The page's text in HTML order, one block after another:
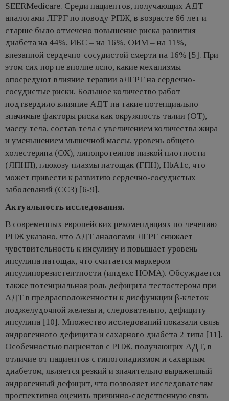
SEERMedicare. Среди пациентов, получающих AДT
аналогами ЛГРГ по поводу РПЖ, в возрасте 66 лет и
старше было отмечено повышение риска развития
диабета на 44%, ИБС – на 16%, ОИМ – на 11%,
внезапной сердечно-сосудистой смерти на 16% [5]. При
этом сих пор не вполне ясно, какие механизмы
опосредуют влияние терапии аЛГРГ на сердечно-
сосудистые риски. Большое количество работ
подтвердило влияние АДТ на такие потенциально
значимые факторы риска как окружность талии (ОТ),
массу тела, состав тела с увеличением количества жира
и уменьшением мышечной массы, уровень общего
холестерина (ОХ), липопротеинов низкой плотности
(ЛПНП), глюкозу плазмы натощак (ГПН), HbA1c, что
может привести к развитию сердечно-сосудистых
заболеваний (ССЗ) [6-9].
Актуальность исследования.
В современных европейских рекомендациях по лечению
РПЖ указано, что АДТ аналогами ЛГРГ снижает
чувствительность к инсулину и повышает уровень
инсулина натощак, что считается маркером
инсулинорезистентности (индекс HOMA). Обсуждается
также потенциальная роль дефицита тестостерона при
АДТ в предрасположенности к дисфункции β-клеток
поджелудочной железы и, следовательно, дефициту
инсулина [10]. Множество исследований показали связь
андрогенного дефицита и сахарного диабета 2 типа [11].
Особенностью пациентов с РПЖ, получающих AДT, в
отличие от пациентов с гипогонадизмом и сахарным
диабетом, является резкий и значительно выраженный
андрогенный дефицит, что позволяет исследователям
проспективно оценить причинно-следственную связь